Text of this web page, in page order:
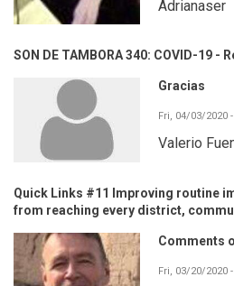
Adrianaser
SON DE TAMBORA 340: COVID-19
Gracias
Fri, 04/03/2020
Valerio
Quick Links #11 Improving routine
from reaching every district,
Comments
Fri, 03/20/2020